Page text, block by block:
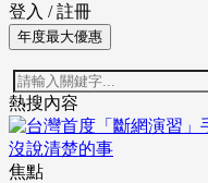
登入 / 註冊
年度最大優惠
熱搜內容
焦點